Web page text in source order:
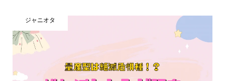
ジャニオタ